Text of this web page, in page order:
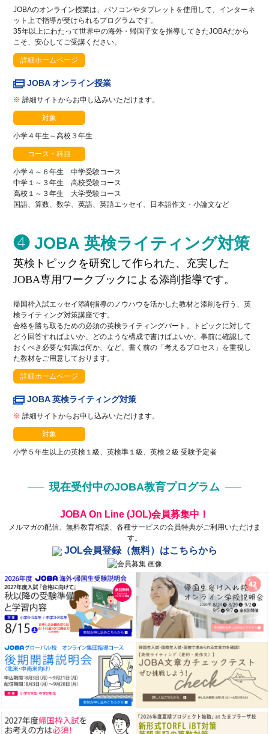
JOBAのオンライン授業は、パソコンやタブレットを使用して、インターネ
ット上で指導が受けられるプログラムです。
35年以上にわたって世界中の海外・帰国子女を指導してきたJOBAだから
こそ、安心してご受講ください。
詳細ホームページ
JOBA オンライン授業
※ 詳細サイトからお申し込みいただけます。
対象
小学４年生～高校３年生
コース・科目
小学４～６年生 中学受験コース
中学１～３年生 高校受験コース
高校１～３年生 大学受験コース
国語、算数、数学、英語、英語エッセイ、日本語作文・小論文など
❹ JOBA 英検ライティング対策
英検トピックを研究して作られた、充実した
JOBA専用ワークブックによる添削指導です。
帰国枠入試エッセイ添削指導のノウハウを活かした教材と添削を行う、英
検ライティング対策講座です。
合格を勝ち取るための必須の英検ライティングパート。トピックに対して
どう回答すればよいか、どのような構成で書けばよいか、事前に確認して
おくべき必要な知識は何か、など、書く前の「考えるプロセス」を重視し
た教材をご用意しております。
詳細ホームページ
JOBA 英検ライティング対策
※ 詳細サイトからお申し込みいただけます。
対象
小学５年生以上の英検１級、英検準１級、英検２級 受験予定者
現在受付中のJOBA教育プログラム
JOBA On Line (JOL)会員募集中！
メルマガの配信、無料教育相談、各種サービスの会員特典がご利用いただけま
す。
JOL会員登録（無料）はこちらから